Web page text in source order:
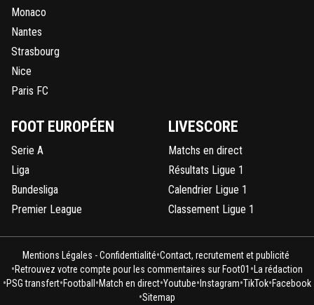
Monaco
Nantes
Strasbourg
Nice
Paris FC
FOOT EUROPÉEN
Serie A
Liga
Bundesliga
Premier League
LIVESCORE
Matchs en direct
Résultats Ligue 1
Calendrier Ligue 1
Classement Ligue 1
Mentions Légales - Confidentialité•Contact, recrutement et publicité
•Retrouvez votre compte pour les commentaires sur Foot01 •La rédaction
•PSG transfert•Football•Match en direct•Youtube•Instagram•TikTok•Facebook
•Sitemap